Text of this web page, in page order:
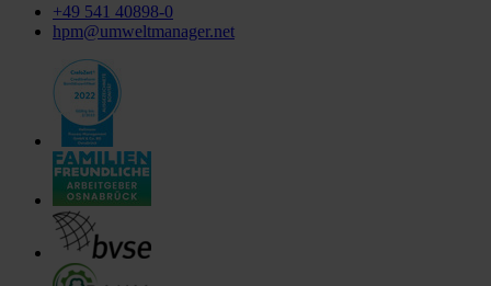
+49 541 40898-0
hpm@umweltmanager.net